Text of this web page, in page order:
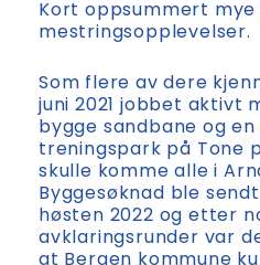
Kort oppsummert
mestringsopplevelser.
Som flere av dere
juni 2021 jobbet aktivt
bygge sandbane og
treningspark på Tone
skulle komme alle i
Byggesøknad ble
høsten 2022 og etter
avklaringsrunder var